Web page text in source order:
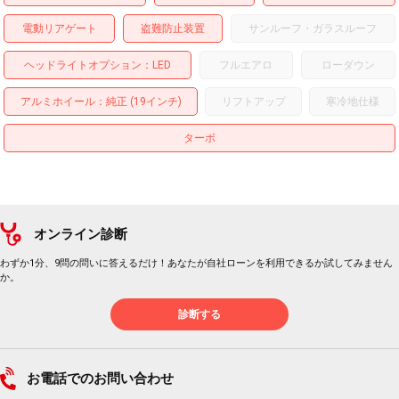
電動リアゲート 盗難防止装置 サンルーフ・ガラスルーフ
ヘッドライトオプション LED フルエアロ ローダウン
アルミホイール：純正 (19インチ) リフトアップ 寒冷地仕様
ターボ
オンライン診断
わずか1分、9問の問いに答えるだけ！あなたが自社ローンを利用できるか試してみません
か。
診断する
お電話でのお問い合わせ